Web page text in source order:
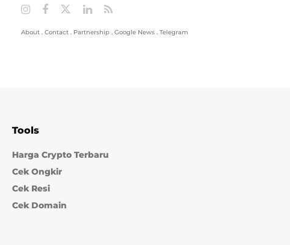
About . Contact . Partnership . Google News . Telegram
Tools
Harga Crypto Terbaru
Cek Ongkir
Cek Resi
Cek Domain